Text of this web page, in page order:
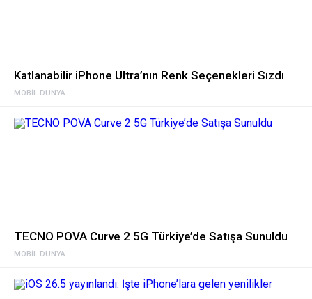
MOBIL DÜNYA
Katlanabilir iPhone Ultra’nın Renk Seçenekleri Sızdı
MOBIL DÜNYA
TECNO POVA Curve 2 5G Türkiye’de Satışa Sunuldu